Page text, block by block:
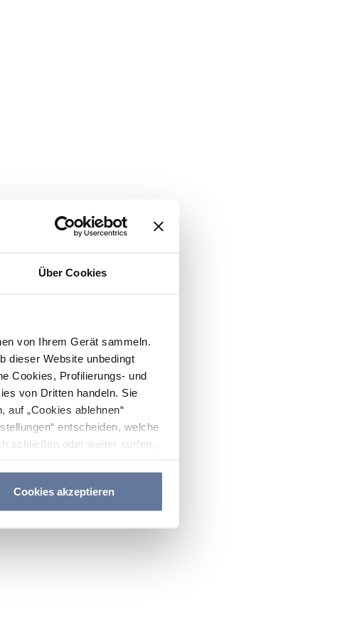
Über Cookies
von Ihrem Gerät sammeln.
dieser Website unbedingt
Cookies, Profilierungs- und
von Dritten handeln. Sie
auf „Cookies ablehnen“
entscheiden, welche
schließen oder weiter surfen,
Cookies akzeptieren